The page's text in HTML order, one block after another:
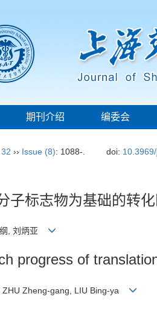
期刊介绍 编委会
›› Issue (8): 1088-. doi:
子标志物为基础的转
, 刘炳亚
progress of
ZHU Zheng-gang, LIU Bing-ya